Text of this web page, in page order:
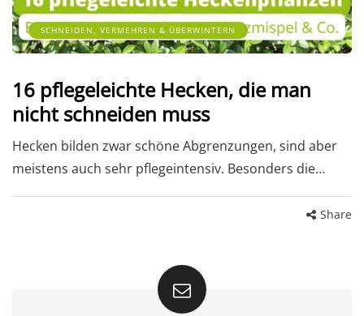
SCHNEIDEN, VERMEHREN & ÜBERWINTERN
16 pflegeleichte Hecken, die man
nicht schneiden muss
Hecken bilden zwar schöne Abgrenzungen, sind aber
meistens auch sehr pflegeintensiv. Besonders die…
Share